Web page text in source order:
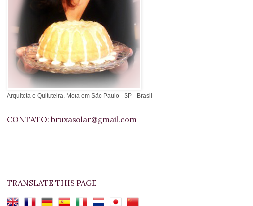
Arquiteta e Quituteira. Mora em São Paulo - SP - Brasil
CONTATO: bruxasolar@gmail.com
TRANSLATE THIS PAGE